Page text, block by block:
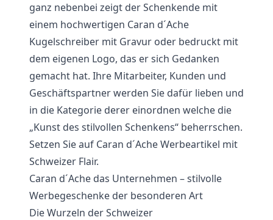
ganz nebenbei zeigt der Schenkende mit
einem hochwertigen Caran d´Ache
Kugelschreiber mit Gravur oder bedruckt mit
dem eigenen Logo, das er sich Gedanken
gemacht hat. Ihre Mitarbeiter, Kunden und
Geschäftspartner werden Sie dafür lieben und
in die Kategorie derer einordnen welche die
„Kunst des stilvollen Schenkens“ beherrschen.
Setzen Sie auf Caran d´Ache Werbeartikel mit
Schweizer Flair.
Caran d´Ache das Unternehmen – stilvolle
Werbegeschenke der besonderen Art
Die Wurzeln der Schweizer